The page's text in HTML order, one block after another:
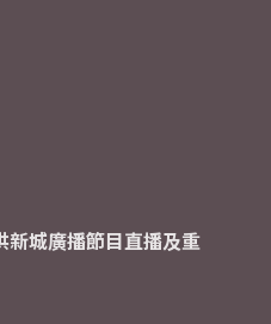
城廣播節目直播及重